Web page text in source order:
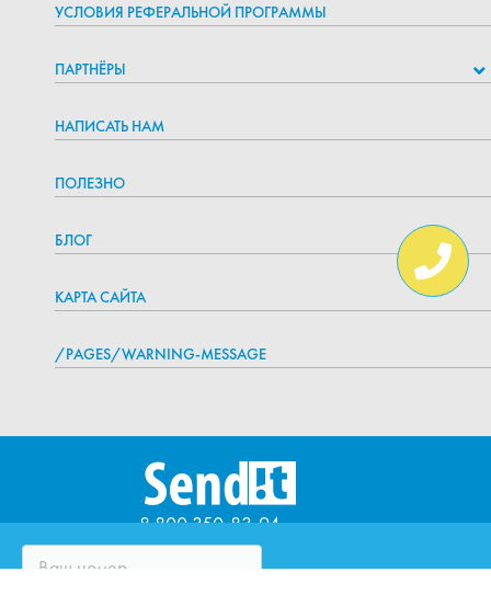
УСЛОВИЯ РЕФЕРАЛЬНОЙ ПРОГРАММЫ
ПАРТНЁРЫ
НАПИСАТЬ НАМ
ПОЛЕЗНО
БЛОГ
КАРТА САЙТА
/PAGES/WARNING-MESSAGE
8 800 350-83-94